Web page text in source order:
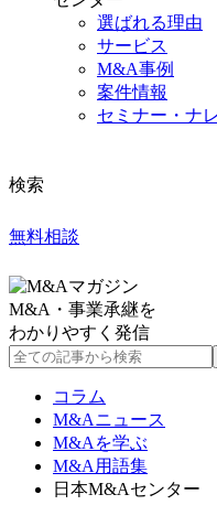
選ばれる理由
サービス
M&A事例
案件情報
セミナー・ナ
検索
無料相談
M&A・事業承継を
わかりやすく発信
コラム
M&Aニュース
M&Aを学ぶ
M&A用語集
日本M&Aセンター